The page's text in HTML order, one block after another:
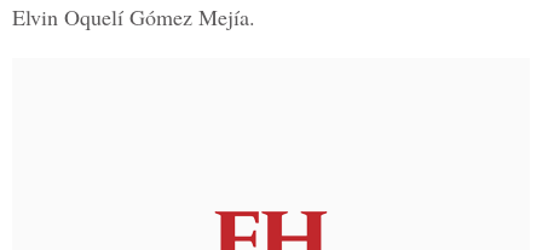
Elvin Oquelí Gómez Mejía.